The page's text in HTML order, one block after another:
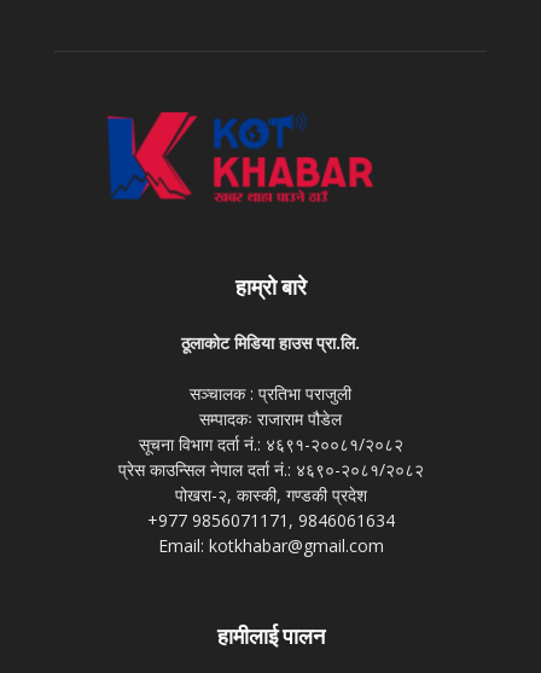
हाम्रो बारे
ठूलाकोट मिडिया हाउस प्रा.लि.
सञ्चालक : प्रतिभा पराजुली
सम्पादकः राजाराम पौडेल
सूचना विभाग दर्ता नं.: ४६९१-२००८१/२०८२
प्रेस काउन्सिल नेपाल दर्ता नं.: ४६९०-२०८१/२०८२
पोखरा-२, कास्की, गण्डकी प्रदेश
+977 9856071171, 9846061634
Email: kotkhabar@gmail.com
हामीलाई पालन